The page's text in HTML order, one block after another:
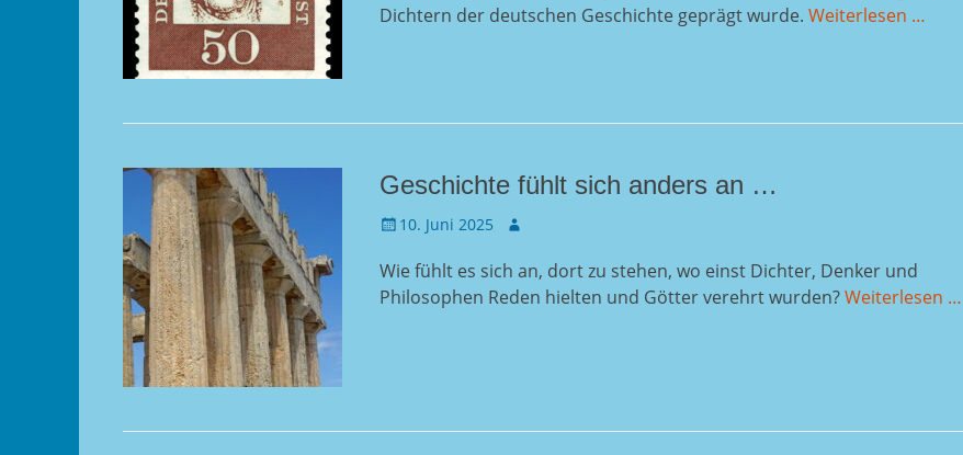
Dichtern der deutschen Geschichte geprägt wurde. Weiterlesen …
Geschichte fühlt sich anders an …
Gepostet
10. Juni 2025 Autor
Wie fühlt es sich an, dort zu stehen, wo einst Dichter, Denker und
Philosophen Reden hielten und Götter verehrt wurden?Weiterlesen …